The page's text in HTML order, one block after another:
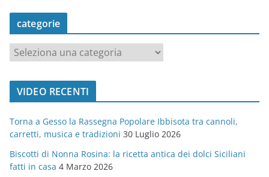
categorie
a
t
o
r
i
e
VIDEO RECENTI
Torna a Gesso la Rassegna Popolare Ibbisota tra cannoli,
carretti, musica e tradizioni 30 Luglio 2026
Biscotti di Nonna Rosina: la ricetta antica dei dolci Siciliani
fatti in casa 4 Marzo 2026